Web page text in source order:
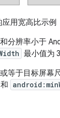
用宽高比示例
分辨率小于
最小值为
等于目标屏幕
和